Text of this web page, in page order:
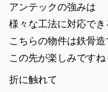
アンテックの強みは
様々な工法に対応でき
こちらの物件は鉄骨造
この先が楽しみですね
折に触れて